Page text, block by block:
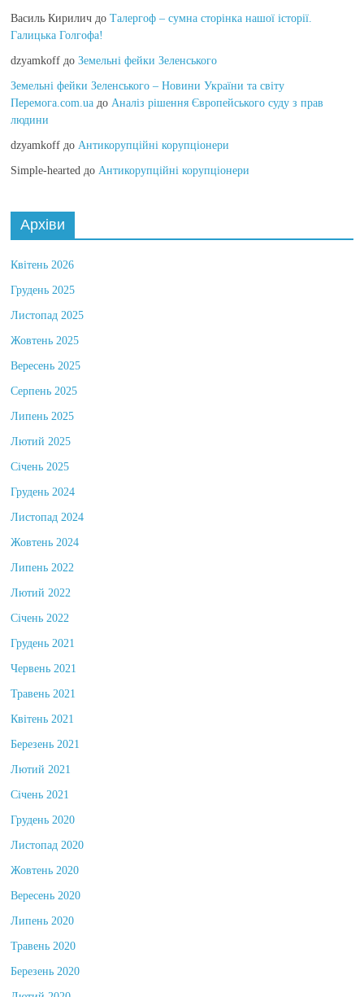
Василь Кирилич до Талергоф – сумна сторінка нашої історії.
Галицька Голгофа!
dzyamkoff доЗемельні фейки Зеленського
Земельні фейки Зеленського – Новини України та світу
Перемога.com.ua доАналіз рішення Європейського суду з прав
людини
dzyamkoff доАнтикорупційні корупціонери
Simple-hearted доАнтикорупційні корупціонери
Архіви
Квітень 2026
Грудень 2025
Листопад 2025
Жовтень 2025
Вересень 2025
Серпень 2025
Липень 2025
Лютий 2025
Січень 2025
Грудень 2024
Листопад 2024
Жовтень 2024
Липень 2022
Лютий 2022
Січень 2022
Грудень 2021
Червень 2021
Травень 2021
Квітень 2021
Березень 2021
Лютий 2021
Січень 2021
Грудень 2020
Листопад 2020
Жовтень 2020
Вересень 2020
Липень 2020
Травень 2020
Березень 2020